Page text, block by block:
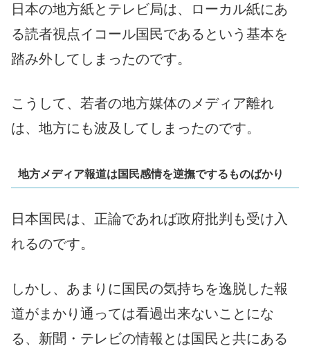
日本の地方紙とテレビ局は、ローカル紙にあ
る読者視点イコール国民であるという基本を
踏み外してしまったのです。
こうして、若者の地方媒体のメディア離れ
は、地方にも波及してしまったのです。
地方メディア報道は国民感情を逆撫でするものばかり
日本国民は、正論であれば政府批判も受け入
れるのです。
しかし、あまりに国民の気持ちを逸脱した報
道がまかり通っては看過出来ないことにな
る、新聞・テレビの情報とは国民と共にある